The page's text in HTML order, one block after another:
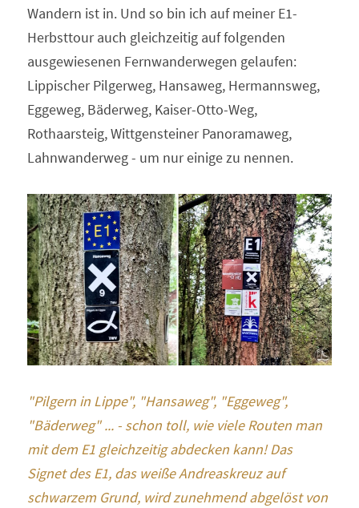
Wandern ist in. Und so bin ich auf meiner E1-
Herbsttour auch gleichzeitig auf folgenden
ausgewiesenen Fernwanderwegen gelaufen:
Lippischer Pilgerweg, Hansaweg, Hermannsweg,
Eggeweg, Bäderweg, Kaiser-Otto-Weg,
Rothaarsteig, Wittgensteiner Panoramaweg,
Lahnwanderweg - um nur einige zu nennen.
"Pilgern in Lippe", "Hansaweg", "Eggeweg",
"Bäderweg" ... - schon toll, wie viele Routen man
mit dem E1 gleichzeitig abdecken kann! Das
Signet des E1, das weiße Andreaskreuz auf
schwarzem Grund, wird zunehmend abgelöst von